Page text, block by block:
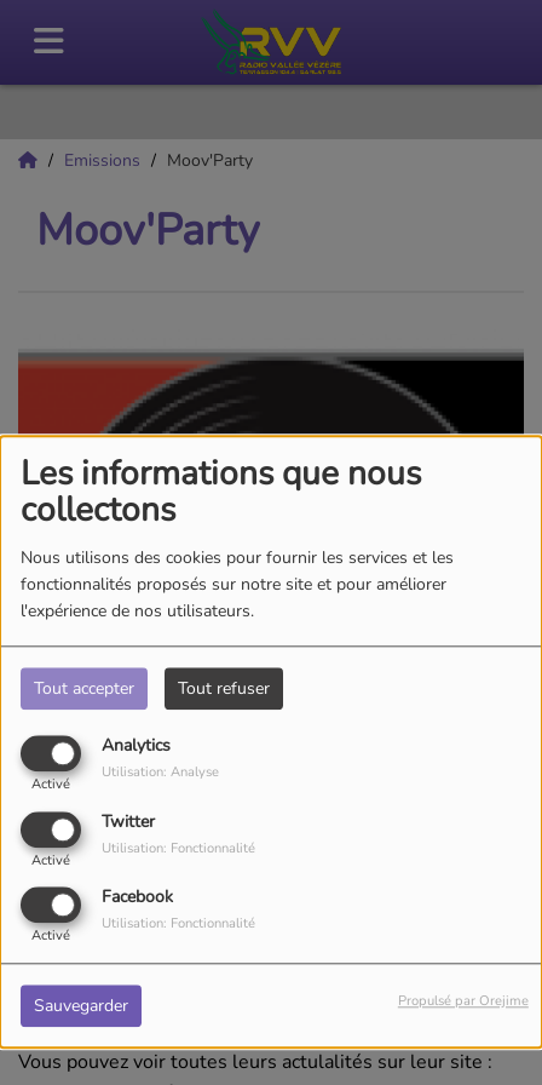
Les informations que nous
collectons
Nous utilisons des cookies pour fournir les services et les
fonctionnalités proposés sur notre site et pour améliorer
l'expérience de nos utilisateurs.
Tout accepter Tout refuser
Analytics
Activé
Utilisation: Analyse
Twitter
Activé
Utilisation: Fonctionnalité
Facebook
Activé
Utilisation: Fonctionnalité
Sauvegarder Propulsé par Orejime
Emissions Moov'Party
Moov'Party
SAMEDI, DE 22:00 À 23:00
oreilles
Vous pouvez voir toutes leurs actulalités sur leur site :